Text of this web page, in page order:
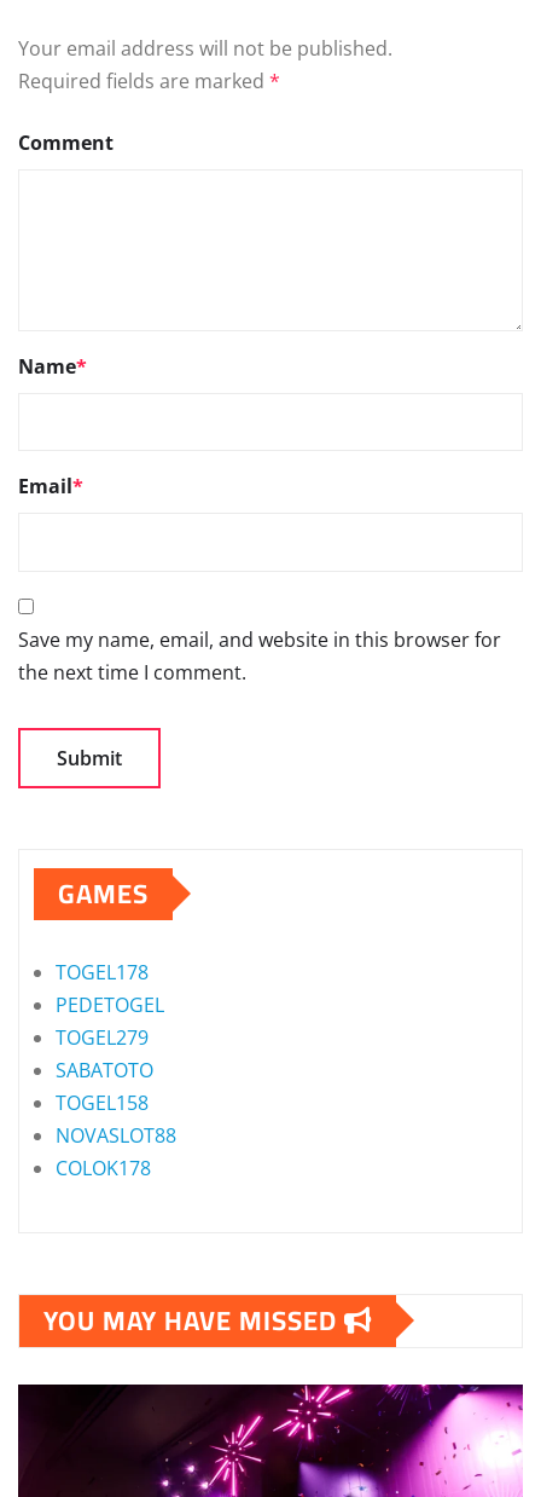
Your email address will not be published.
Required fields are marked *
Comment
Name*
Email*
Save my name, email, and website in this browser for
the next time I comment.
GAMES
TOGEL178
PEDETOGEL
TOGEL279
SABATOTO
TOGEL158
NOVASLOT88
COLOK178
YOU MAY HAVE MISSED